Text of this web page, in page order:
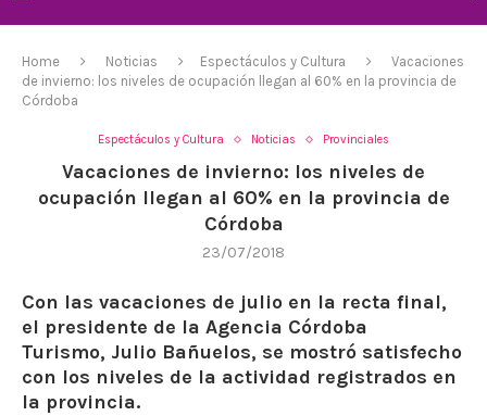
Home Noticias Espectáculos y Cultura
Vacaciones
de invierno: los niveles de ocupación llegan al 60% en la provincia de
Córdoba
Espectáculos y Cultura Noticias Provinciales
Vacaciones de invierno: los niveles de
ocupación llegan al 60% en la provincia de
Córdoba
23/07/2018
Con las vacaciones de julio en la recta final,
el presidente de la Agencia Córdoba
Turismo, Julio Bañuelos, se mostró satisfecho
con los niveles de la actividad registrados en
la provincia.